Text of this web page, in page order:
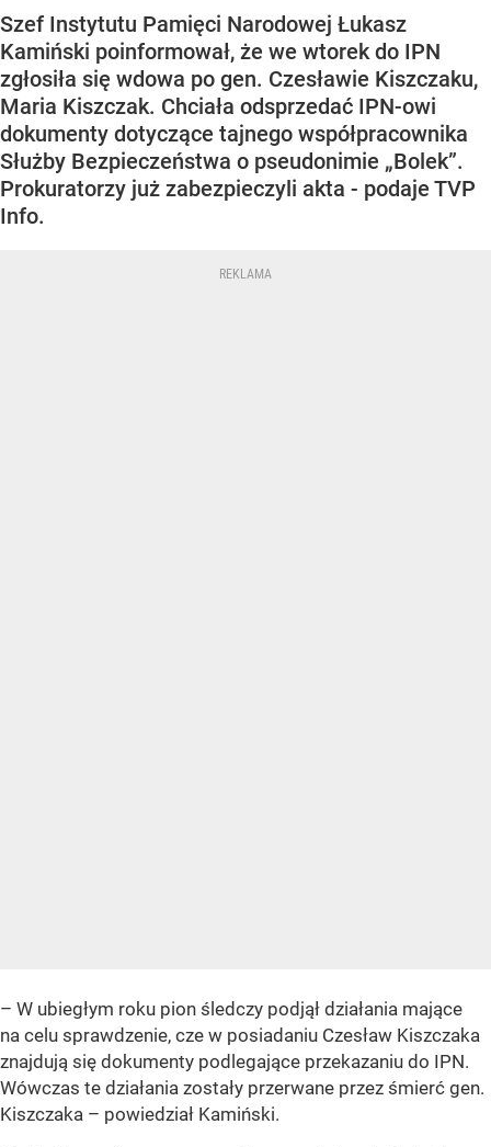
Szef Instytutu Pamięci Narodowej Łukasz
Kamiński poinformował, że we wtorek do IPN
zgłosiła się wdowa po gen. Czesławie Kiszczaku,
Maria Kiszczak. Chciała odsprzedać IPN-owi
dokumenty dotyczące tajnego współpracownika
Służby Bezpieczeństwa o pseudonimie „Bolek”.
Prokuratorzy już zabezpieczyli akta - podaje TVP
Info.
– W ubiegłym roku pion śledczy podjął działania mające
na celu sprawdzenie, cze w posiadaniu Czesław Kiszczaka
znajdują się dokumenty podlegające przekazaniu do IPN.
Wówczas te działania zostały przerwane przez śmierć gen.
Kiszczaka – powiedział Kamiński.